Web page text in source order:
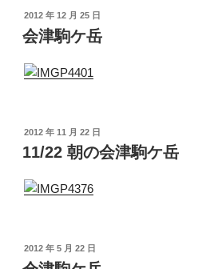
投
稿
日:
2012 年 12 月 25 日
会津駒ケ岳
投
稿
日:
2012 年 11 月 22 日
11/22 朝の会津駒ケ岳
投
稿
2012 年 5 月 22 日